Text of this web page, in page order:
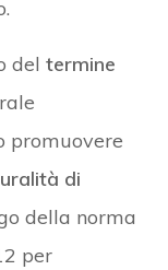
del termine
promuovere
di
della norma
per